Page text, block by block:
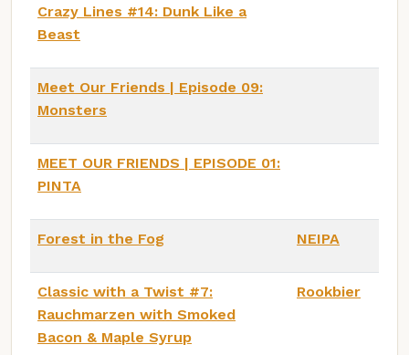
Crazy Lines #14: Dunk Like a
Beast
Meet Our Friends | Episode 09:
Monsters
MEET OUR FRIENDS | EPISODE 01:
PINTA
Forest in the Fog NEIPA
Classic with a Twist #7:
Rauchmarzen with Smoked
Bacon & Maple Syrup
Rookbier